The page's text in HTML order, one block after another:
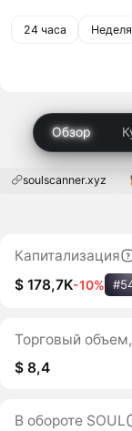
24 часа Неделя
Обзор
soulscanner.xyz
Капитализация
$ 178,7K-10%
Торговый
$ 8,4
В обороте SOUL